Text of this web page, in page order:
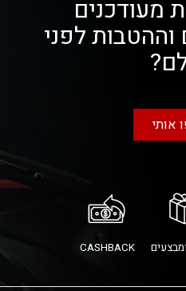
מעודכנים
לפני
אותי
CASHBACK